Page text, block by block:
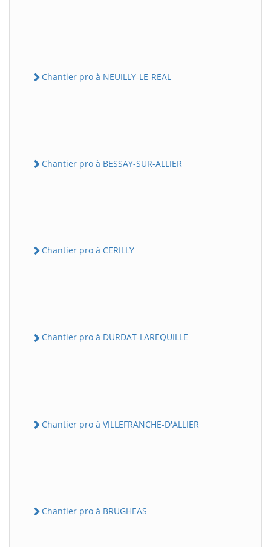
Chantier pro à NEUILLY-LE-REAL
Chantier pro à BESSAY-SUR-ALLIER
Chantier pro à CERILLY
Chantier pro à DURDAT-LAREQUILLE
Chantier pro à VILLEFRANCHE-D'ALLIER
Chantier pro à BRUGHEAS